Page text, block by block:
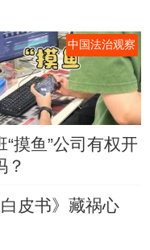
中国法治观察
“摸鱼”公司有权开
？
皮书》藏祸心